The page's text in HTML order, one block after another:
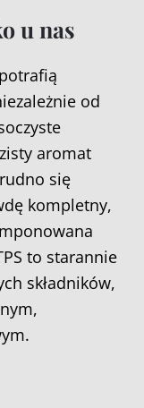
u nas
od
aromat
się
kompletny,
to starannie
składników,